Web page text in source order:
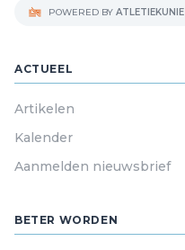
POWERED BY ATLETIEKUNIE
ACTUEEL
Artikelen
Kalender
Aanmelden nieuwsbrief
BETER WORDEN